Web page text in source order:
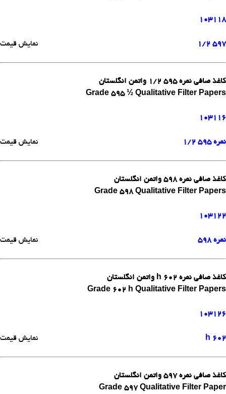
103118
597 1/2 نمایش قیمت
کاغذ صافی نمره 595 1/2 واتمن انگلستان
Grade 595 ½ Qualitative Filter Papers
103116
نمره 595 1/2 نمایش قیمت
کاغذ صافی نمره 598 واتمن انگلستان
Grade 598 Qualitative Filter Papers
103122
نمره 598 نمایش قیمت
کاغذ صافی نمره h 602 واتمن انگلستان
Grade 602 h Qualitative Filter Papers
103126
602 h نمایش قیمت
کاغذ صافی نمره 597 واتمن انگلستان
Grade 597 Qualitative Filter Paper